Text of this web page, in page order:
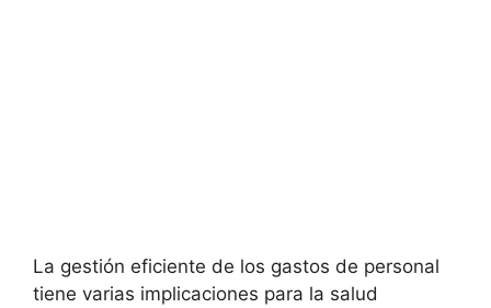
La gestión eficiente de los gastos de personal
tiene varias implicaciones para la salud